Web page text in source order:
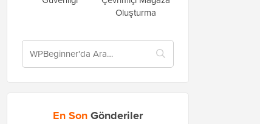
Oluşturma
En SonGönderiler